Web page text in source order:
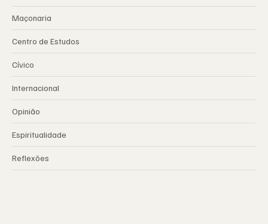
Maçonaria
Centro de Estudos
Cívico
Internacional
Opinião
Espiritualidade
Reflexões